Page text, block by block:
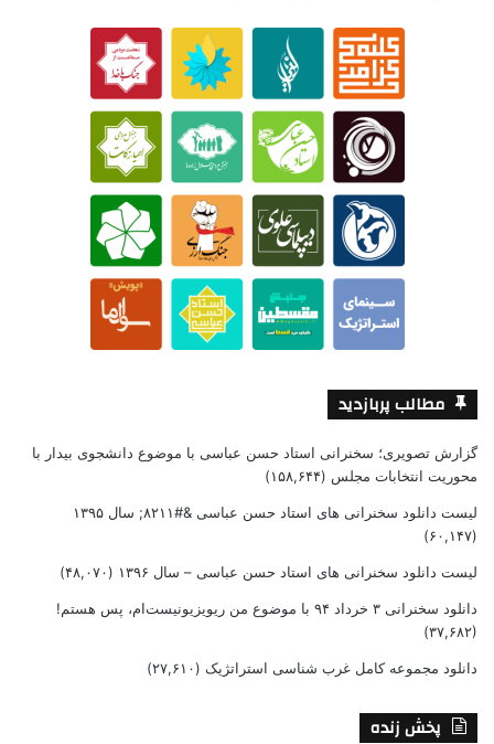
مطالب پربازدید
گزارش تصویری؛ سخنرانی استاد حسن عباسی با موضوع دانشجوی بیدار با
محوریت انتخابات مجلس (۱۵۸,۶۴۴)
لیست دانلود سخنرانی های استاد حسن عباسی &#۸۲۱۱; سال ۱۳۹۵
(۶۰,۱۴۷)
لیست دانلود سخنرانی های استاد حسن عباسی – سال ۱۳۹۶ (۴۸,۰۷۰)
دانلود سخنرانی ۳ خرداد ۹۴ با موضوع من ریویزیونیست‌ام، پس هستم!
(۳۷,۶۸۲)
دانلود مجموعه کامل غرب شناسی استراتژیک (۲۷,۶۱۰)
پخش زنده